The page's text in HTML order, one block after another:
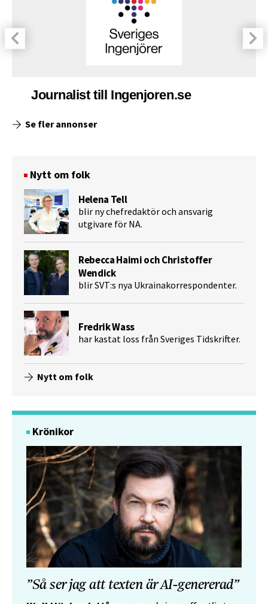
Journalist till Ingenjoren.se
Se fler annonser
Nytt om folk
Helena Tell
blir ny chefredaktör och ansvarig
utgivare för NA.
Rebecca Haimi och Christoffer
Wendick
blir SVT:s nya Ukrainakorrespondenter.
Fredrik Wass
har kastat loss från Sveriges Tidskrifter.
Nytt om folk
Krönikor
”Så ser jag att texten är AI-genererad”